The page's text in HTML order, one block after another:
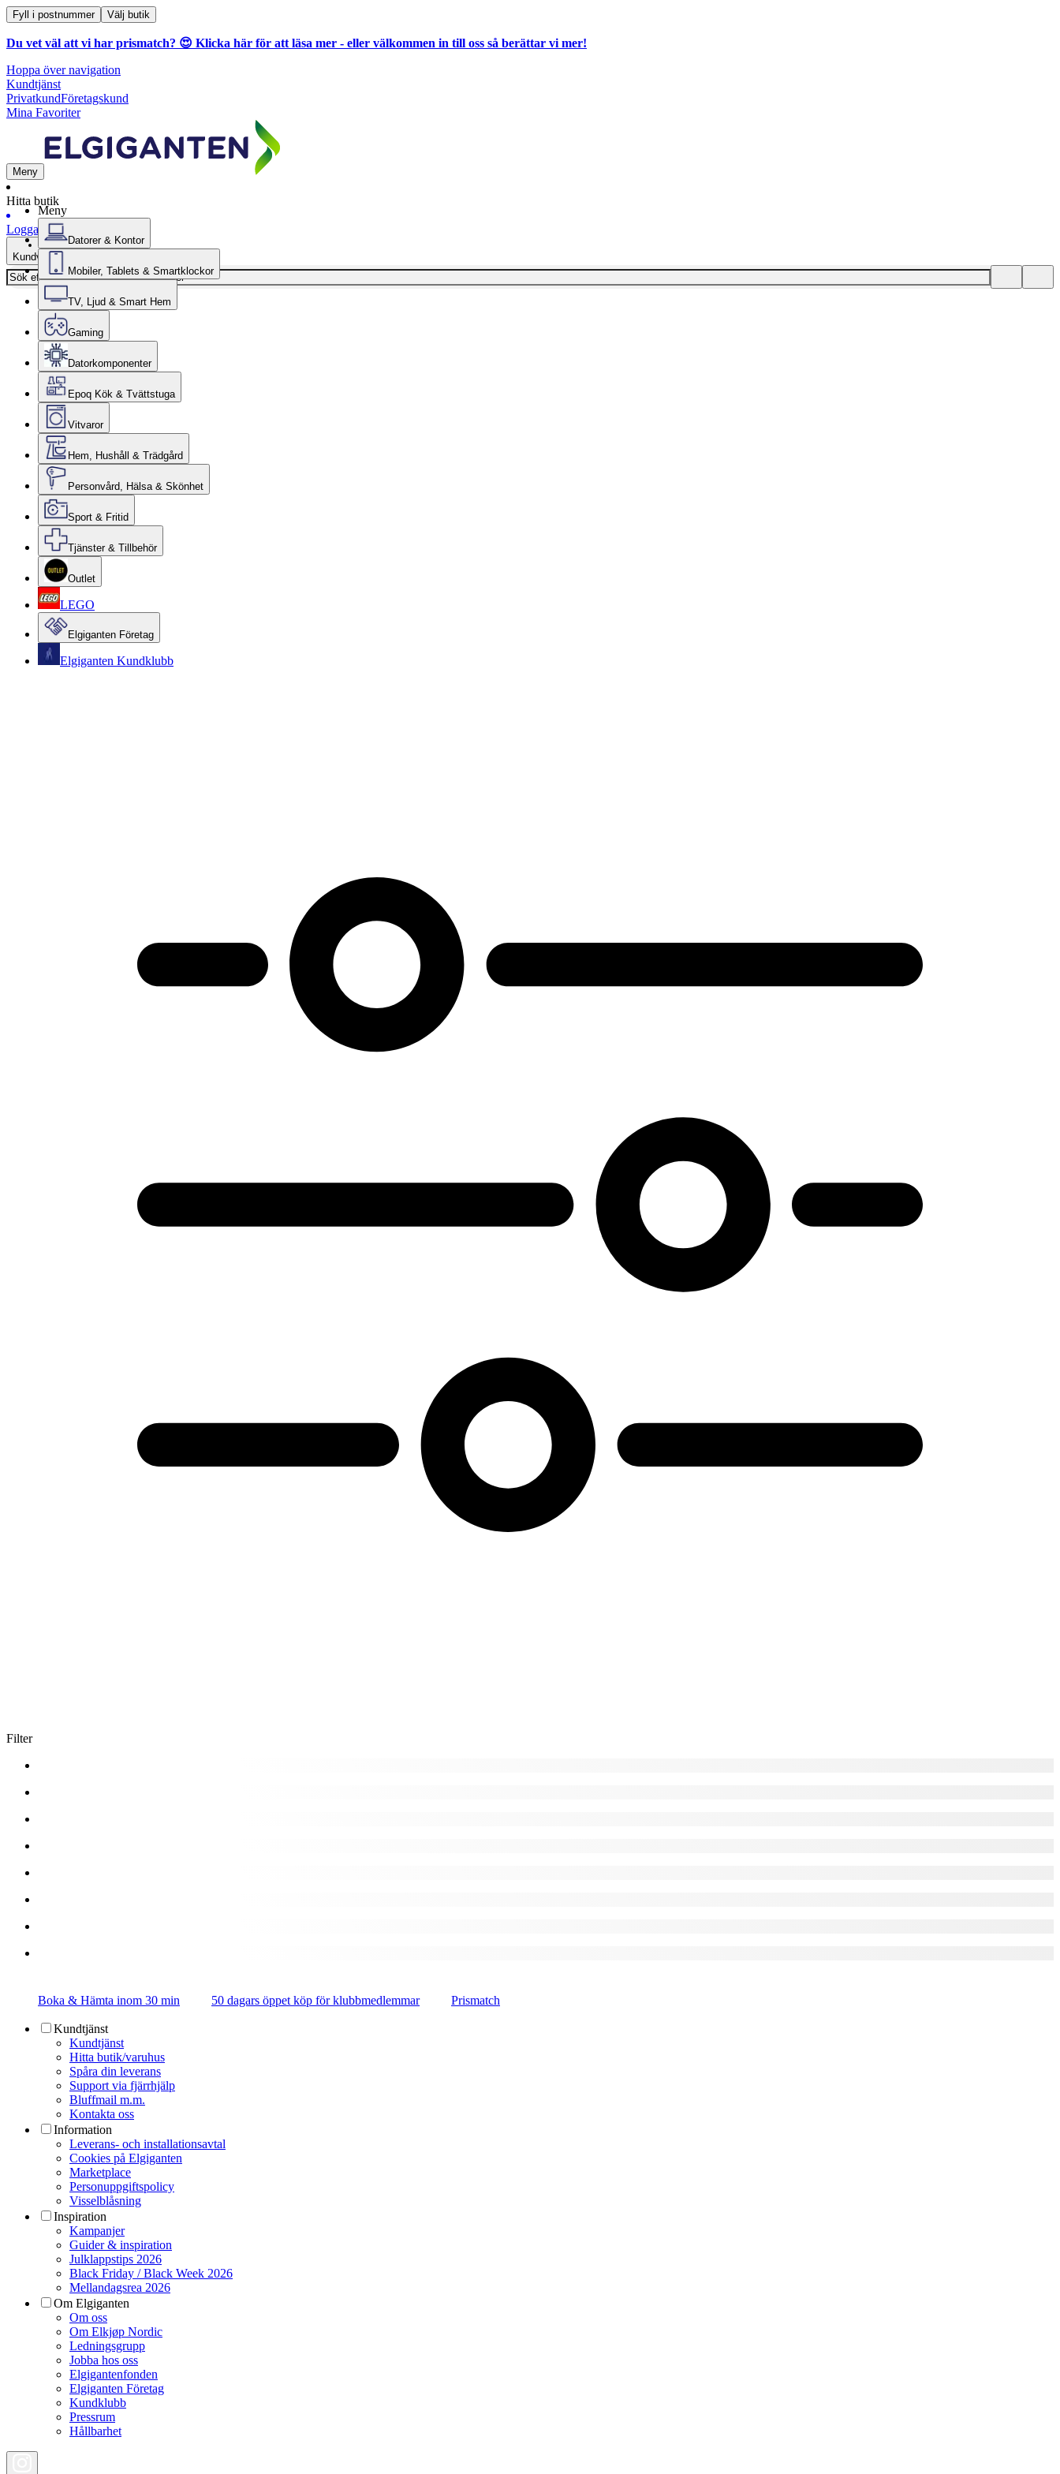
Fyll i postnummer Välj butik
Du vet väl att vi har prismatch? 😍 Klicka här för att läsa mer - eller välkommen in till oss så berättar vi mer!
Hoppa över navigation
Kundtjänst
PrivatkundFöretagskund
Mina Favoriter
Meny
Hitta butik
Logga in
Kundvagn
Meny
Datorer & Kontor
Mobiler, Tablets & Smartklockor
TV, Ljud & Smart Hem
Gaming
Datorkomponenter
Epoq Kök & Tvättstuga
Vitvaror
Hem, Hushåll & Trädgård
Personvård, Hälsa & Skönhet
Sport & Fritid
Tjänster & Tillbehör
Outlet
LEGO
Elgiganten Företag
Elgiganten Kundklubb
Filter
Boka & Hämta inom 30 min 50 dagars öppet köp för klubbmedlemmar Prismatch
Kundtjänst
Kundtjänst
Hitta butik/varuhus
Spåra din leverans
Support via fjärrhjälp
Bluffmail m.m.
Kontakta oss
Information
Leverans- och installationsavtal
Cookies på Elgiganten
Marketplace
Personuppgiftspolicy
Visselblåsning
Inspiration
Kampanjer
Guider & inspiration
Julklappstips 2026
Black Friday / Black Week 2026
Mellandagsrea 2026
Om Elgiganten
Om oss
Om Elkjøp Nordic
Ledningsgrupp
Jobba hos oss
Elgigantenfonden
Elgiganten Företag
Kundklubb
Pressrum
Hållbarhet